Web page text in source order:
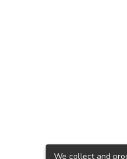
We collect and